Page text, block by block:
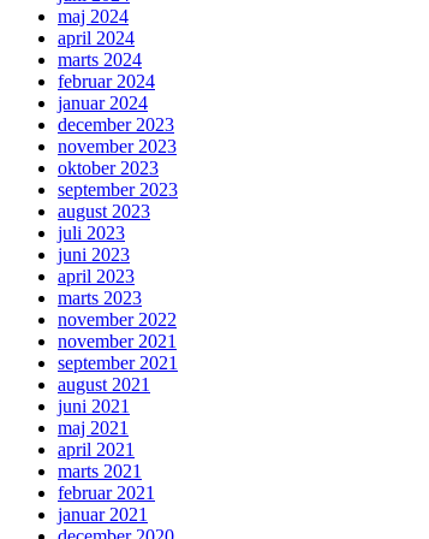
maj 2024
april 2024
marts 2024
februar 2024
januar 2024
december 2023
november 2023
oktober 2023
september 2023
august 2023
juli 2023
juni 2023
april 2023
marts 2023
november 2022
november 2021
september 2021
august 2021
juni 2021
maj 2021
april 2021
marts 2021
februar 2021
januar 2021